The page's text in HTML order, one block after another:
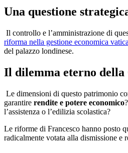
Una questione
Il controllo e l’amministrazione di
riforma nella gestione economica
del palazzo londinese.
Il dilemma eterno della
Le dimensioni di questo patrimonio
garantire rendite e potere economico
l’assistenza o l’edilizia scolastica?
Le riforme di Francesco hanno posto
radicalmente votata alla dismissione e